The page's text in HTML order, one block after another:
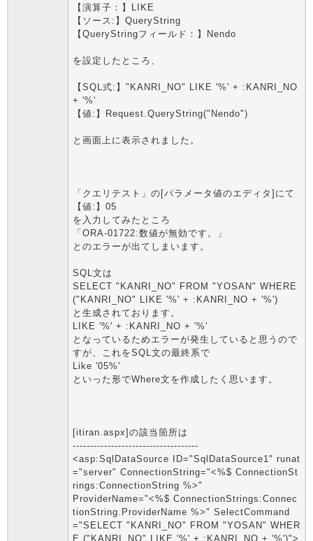
【演算子：】LIKE
【ソース:】QueryString
【QueryStringフィールド：】Nendo
を設定したところ、
【SQL式:】"KANRI_NO" LIKE '%' + :KANRI_NO
+ '%'
【値:】Request.QueryString("Nendo")
と画面上に表示されました。
「クエリテスト」の[パラメータ値のエディタ]にて
【値:】05
を入力してみたところ
「ORA-01722:数値が無効です。」
とのエラーが出てしまいます。
SQL文は
SELECT "KANRI_NO" FROM "YOSAN" WHERE
("KANRI_NO" LIKE '%' + :KANRI_NO + '%')
と生成されております。
LIKE '%' + :KANRI_NO + '%'
となっているためエラーが発生していると思うので
すが、これをSQL文の最終系で
Like '05%'
といった形でWhere文を作成したく思います。
[itiran.aspx]の該当箇所は
------------------------------------
<asp:SqlDataSource ID="SqlDataSource1" runat
="server" ConnectionString="<%$ ConnectionSt
rings:ConnectionString %>"
ProviderName="<%$ ConnectionStrings:Connec
tionString.ProviderName %>" SelectCommand
="SELECT "KANRI_NO" FROM "YOSAN" WHER
E ("KANRI_NO" LIKE '%' + :KANRI_NO + '%')">